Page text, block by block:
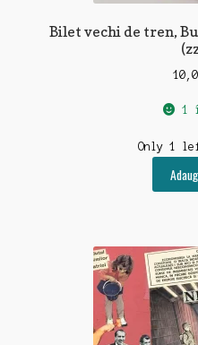
Bilet vechi de tren,
1
Only 1